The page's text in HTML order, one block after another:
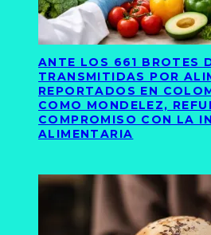
ANTE LOS 661 BROTES
TRANSMITIDAS POR
REPORTADOS EN
COMO MONDELEZ,
COMPROMISO CON LA
ALIMENTARIA